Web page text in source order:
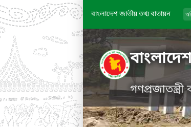
বাংলাদেশ জাতীয় তথ্য বাতায়ন